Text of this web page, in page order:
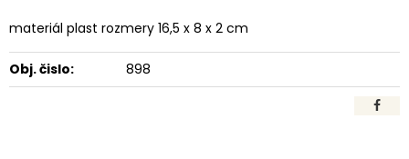
materiál plast rozmery 16,5 x 8 x 2 cm
Obj. čislo: 898